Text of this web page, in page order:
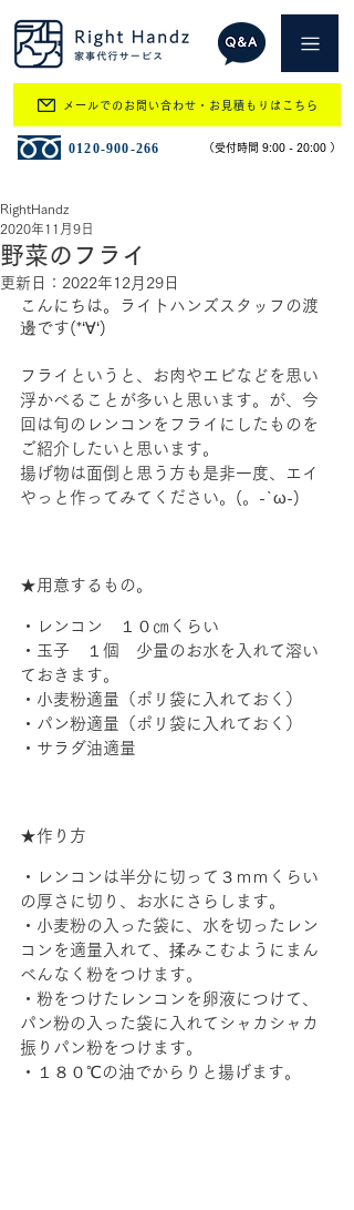
​0120-900-266 ​（受付時間 9:00 - 20:00 ）
メールでのお問い合わせ・お見積もりはこちら
野菜のフライ
RightHandz
2020年11月9日
更新日： 2022年12月29日
こんにちは。ライトハンズスタッフの渡
邊です(*‘∀‘)
フライというと、お肉やエビなどを思い
浮かべることが多いと思います。が、今
回は旬のレンコンをフライにしたものを
ご紹介したいと思います。
揚げ物は面倒と思う方も是非一度、エイ
やっと作ってみてください。(。-`ω-)
★用意するもの。
・レンコン　１０㎝くらい
・玉子　１個　少量のお水を入れて溶い
ておきます。
・小麦粉適量（ポリ袋に入れておく）
・パン粉適量（ポリ袋に入れておく）
・サラダ油適量
★作り方
・レンコンは半分に切って３ｍｍくらい
の厚さに切り、お水にさらします。
・小麦粉の入った袋に、水を切ったレン
コンを適量入れて、揉みこむようにまん
べんなく粉をつけます。
・粉をつけたレンコンを卵液につけて、
パン粉の入った袋に入れてシャカシャカ
振りパン粉をつけます。
・１８０℃の油でからりと揚げます。